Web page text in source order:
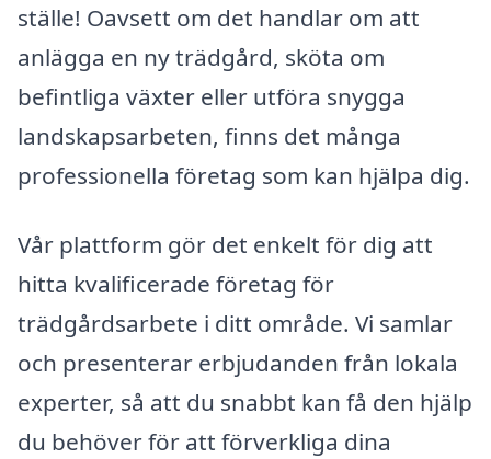
ställe! Oavsett om det handlar om att
anlägga en ny trädgård, sköta om
befintliga växter eller utföra snygga
landskapsarbeten, finns det många
professionella företag som kan hjälpa dig.
Vår plattform gör det enkelt för dig att
hitta kvalificerade företag för
trädgårdsarbete i ditt område. Vi samlar
och presenterar erbjudanden från lokala
experter, så att du snabbt kan få den hjälp
du behöver för att förverkliga dina